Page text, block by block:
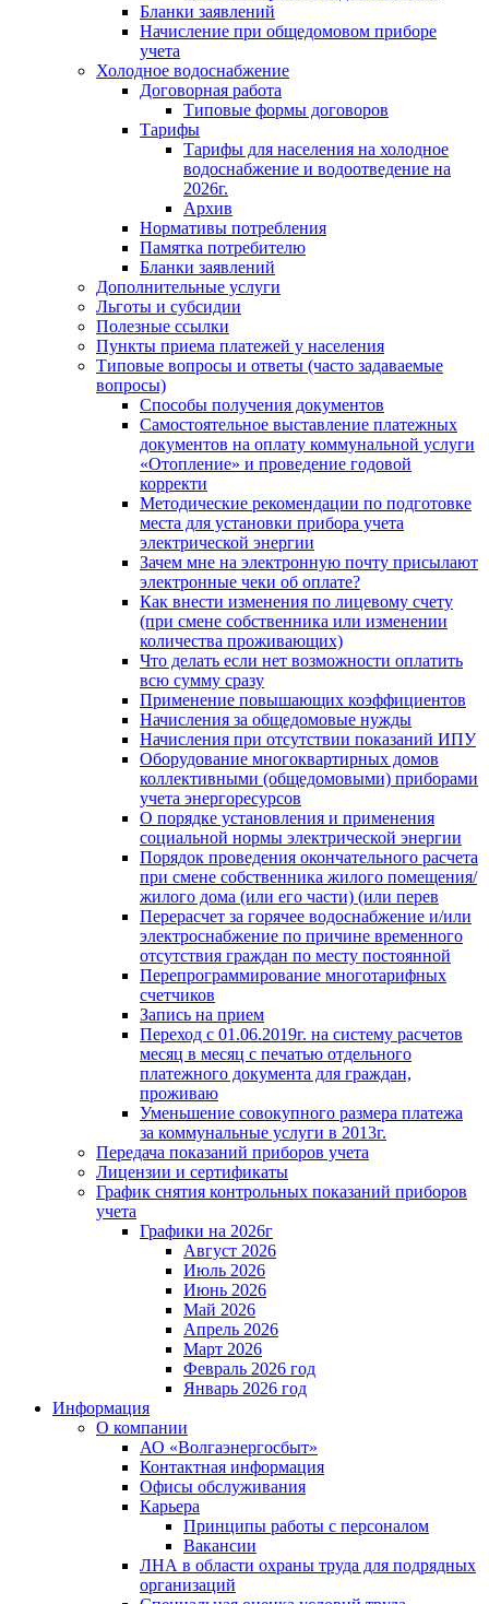
Бланки заявлений
Начисление при общедомовом приборе
учета
Холодное водоснабжение
Договорная работа
Типовые формы договоров
Тарифы
Тарифы для населения на холодное
водоснабжение и водоотведение на
2026г.
Архив
Нормативы потребления
Памятка потребителю
Бланки заявлений
Дополнительные услуги
Льготы и субсидии
Полезные ссылки
Пункты приема платежей у населения
Типовые вопросы и ответы (часто задаваемые
вопросы)
Способы получения документов
Самостоятельное выставление платежных
документов на оплату коммунальной услуги
«Отопление» и проведение годовой
корректи
Методические рекомендации по подготовке
места для установки прибора учета
электрической энергии
Зачем мне на электронную почту присылают
электронные чеки об оплате?
Как внести изменения по лицевому счету
(при смене собственника или изменении
количества проживающих)
Что делать если нет возможности оплатить
всю сумму сразу
Применение повышающих коэффициентов
Начисления за общедомовые нужды
Начисления при отсутствии показаний ИПУ
Оборудование многоквартирных домов
коллективными (общедомовыми) приборами
учета энергоресурсов
О порядке установления и применения
социальной нормы электрической энергии
Порядок проведения окончательного расчета
при смене собственника жилого помещения/
жилого дома (или его части) (или перев
Перерасчет за горячее водоснабжение и/или
электроснабжение по причине временного
отсутствия граждан по месту постоянной
Перепрограммирование многотарифных
счетчиков
Запись на прием
Переход с 01.06.2019г. на систему расчетов
месяц в месяц с печатью отдельного
платежного документа для граждан,
проживаю
Уменьшение совокупного размера платежа
за коммунальные услуги в 2013г.
Передача показаний приборов учета
Лицензии и сертификаты
График снятия контрольных показаний приборов
учета
Графики на 2026г
Август 2026
Июль 2026
Июнь 2026
Май 2026
Апрель 2026
Март 2026
Февраль 2026 год
Январь 2026 год
Информация
О компании
АО «Волгаэнергосбыт»
Контактная информация
Офисы обслуживания
Карьера
Принципы работы с персоналом
Вакансии
ЛНА в области охраны труда для подрядных
организаций